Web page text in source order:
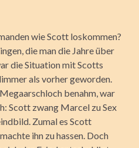
wie Scott loskommen?
die man die Jahre über
die Situation mit Scotts
als vorher geworden.
benahm, war
Scott zwang Marcel zu Sex
Zumal es Scott
ihn zu hassen. Doch